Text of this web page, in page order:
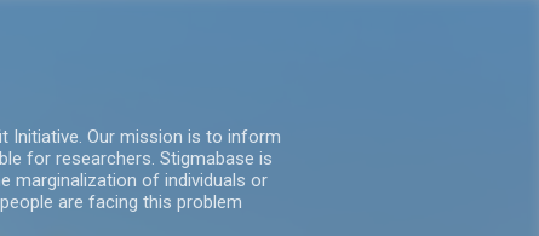
Initiative. Our mission is to inform
for researchers. Stigmabase is
marginalization of individuals or
are facing this problem